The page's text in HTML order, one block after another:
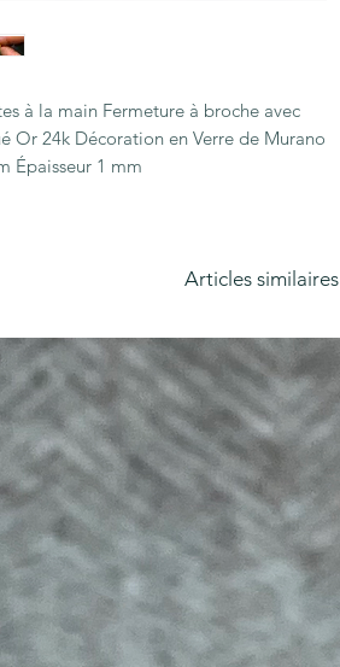
à la main Fermeture à broche avec
Or 24k Décoration en Verre de Murano
Épaisseur 1 mm
Articles similaires